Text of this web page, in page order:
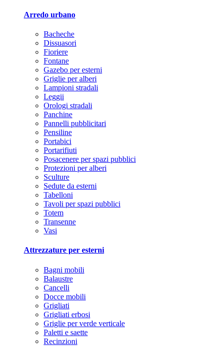
Arredo urbano
Bacheche
Dissuasori
Fioriere
Fontane
Gazebo per esterni
Griglie per alberi
Lampioni stradali
Leggii
Orologi stradali
Panchine
Pannelli pubblicitari
Pensiline
Portabici
Portarifiuti
Posacenere per spazi pubblici
Protezioni per alberi
Sculture
Sedute da esterni
Tabelloni
Tavoli per spazi pubblici
Totem
Transenne
Vasi
Attrezzature per esterni
Bagni mobili
Balaustre
Cancelli
Docce mobili
Grigliati
Grigliati erbosi
Griglie per verde verticale
Paletti e saette
Recinzioni